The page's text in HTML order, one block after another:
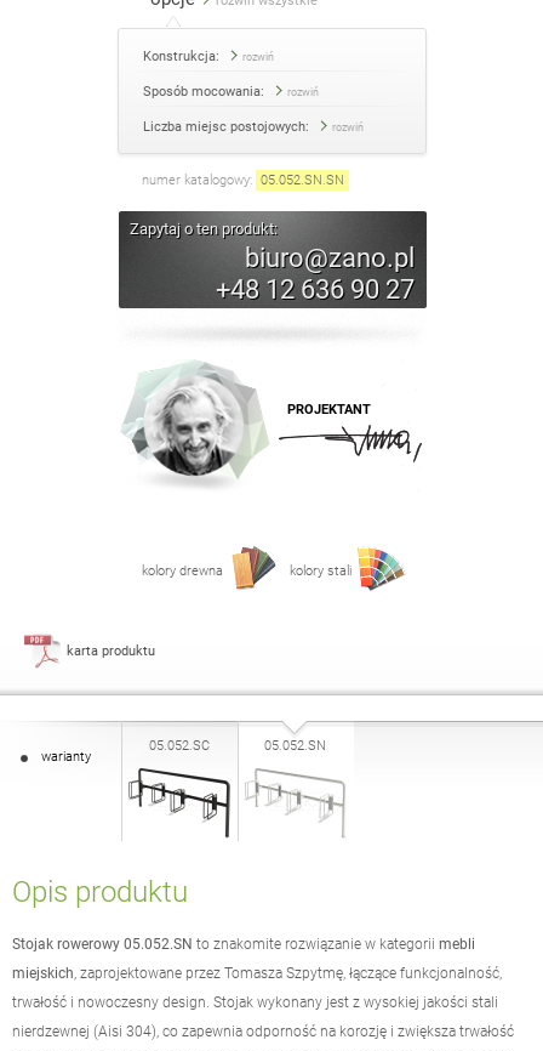
Konstrukcja: rozwiń
Sposób mocowania: rozwiń
Liczba miejsc postojowych: rozwiń
numer katalogowy: 05.052.SN .SN
Zapytaj o ten produkt:
biuro@zano.pl
+48 12 636 90 27
PROJEKTANT
kolory drewna kolory stali
karta produktu
warianty
05.052.SC 05.052.SN
Opis produktu
Stojak rowerowy 05.052.SN to znakomite rozwiązanie w kategorii mebli
miejskich, zaprojektowane przez Tomasza Szpytmę, łączące funkcjonalność,
trwałość i nowoczesny design. Stojak wykonany jest z wysokiej jakości stali
nierdzewnej (Aisi 304), co zapewnia odporność na korozję i zwiększa trwałość